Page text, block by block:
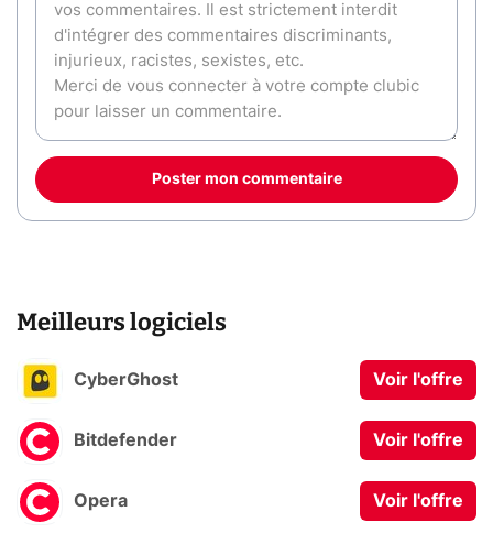
Poster mon commentaire
Meilleurs logiciels
CyberGhost Voir l'offre
Bitdefender Voir l'offre
Opera Voir l'offre